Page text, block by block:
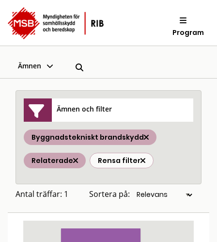
Program
Ämnen
Ämnen och filter
Byggnadstekniskt brandskydd
Relaterade Rensa filter
Antal träffar: 1 Sortera på: